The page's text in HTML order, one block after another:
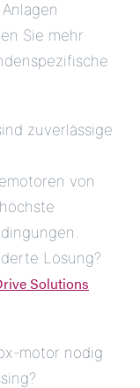
Sie mehr
zuverlässige
von
Lösung?
Solutions
motor nodig